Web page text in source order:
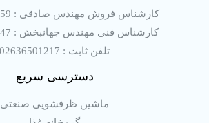
کارشناس فروش مهندس صادقی : 09123340559
کارشناس فنی مهندس جهانبخش : 09127699147
تلفن ثابت : 02636501217
دسترسی سریع
ماشین ظرفشویی صنعتی